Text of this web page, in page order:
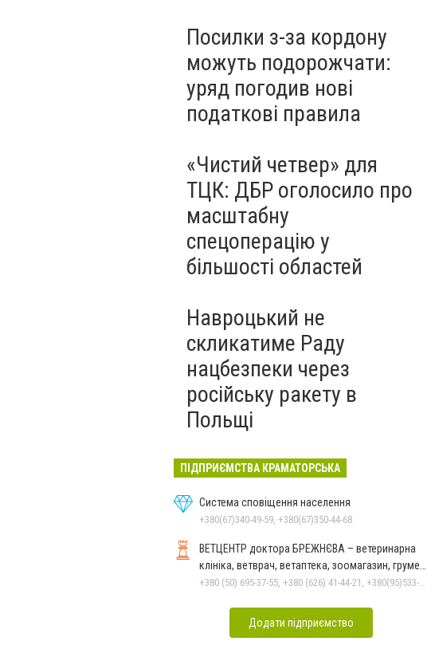
Посилки з-за кордону
можуть подорожчати:
уряд погодив нові
податкові правила
«Чистий четвер» для
ТЦК: ДБР оголосило про
масштабну
спецоперацію у
більшості областей
Навроцький не
скликатиме Раду
нацбезпеки через
російську ракету в
Польщі
ПІДПРИЄМСТВА КРАМАТОРСЬКА
Система сповіщення населення
+380(67)340-49-59, +380(67)350-44-68
ВЕТЦЕНТР доктора БРЕЖНЄВА – ветеринарна
клініка, ветврач, ветаптека, зоомагазин, грумер,
стрижки.
+380 (50) 695-37-55, +380 (626) 41-44-21, +380(95)533-90-03
Додати підприємство